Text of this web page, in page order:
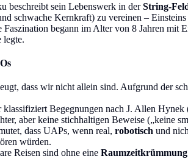
beschreibt sein Lebenswerk in derString-
schwache Kernkraft) zu vereinen –
Faszination begann im Alter von 8 Jahren mit
legte.
dass wir nicht allein sind. Aufgrund der
klassifiziert Begegnungen nach J. Allen
aber keine stichhaltigen Beweise („keine
dass UAPs, wenn real, robotisch und
würden.
Reisen sind ohne eine Raumzeitkrümmung